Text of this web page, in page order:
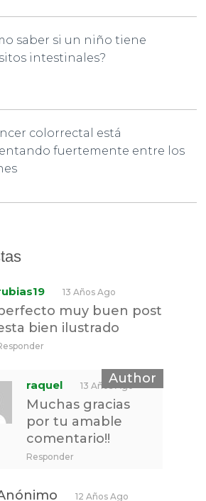
saber si un niño tiene
intestinales?
colorrectal está
fuertemente entre los
13 Años Ago
muy buen post
bien ilustrado
raquel 13 Años Ago
Muchas gracias
por tu amable
comentario!!
Responder
12 Años Ago